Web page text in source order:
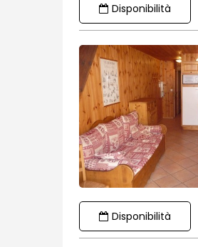
Disponibilità
Disponibilità